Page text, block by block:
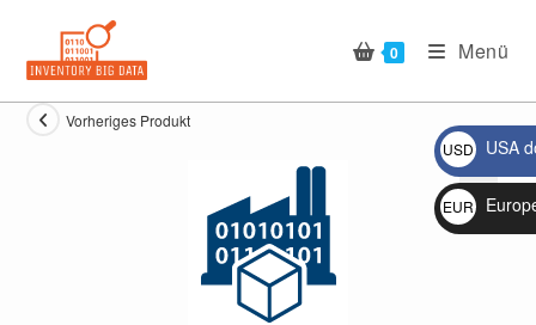
springen
0 Menü
Vorheriges Produkt
🔍
USD
$
USA
EUR
€